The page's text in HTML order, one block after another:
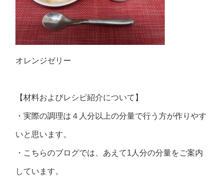
オレンジゼリー
【材料およびレシピ紹介について】
・実際の調理は４人分以上の分量で行う方が作りやす
いと思います。
・こちらのブログでは、あえて1人分の分量をご案内
しています。